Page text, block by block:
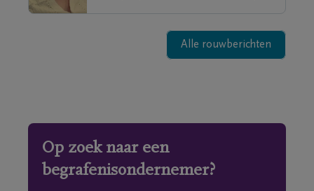
Alle rouwberichten
Op zoek naar een
begrafenisondernemer?